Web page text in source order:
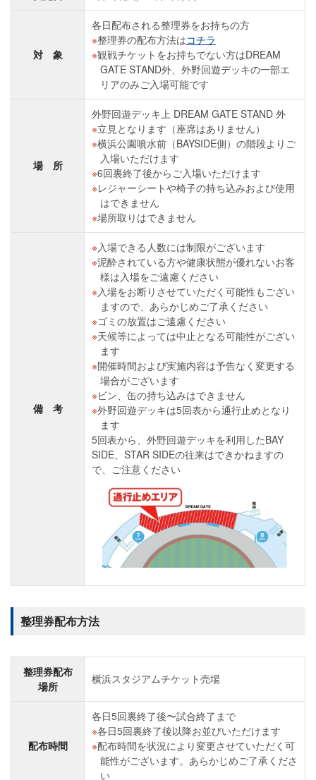
対 象
各日配布される整理券をお持ちの方
整理券の配布方法はコチラ
観戦チケットをお持ちでない方はDREAM
GATE STAND外、外野回遊デッキの一部エ
リアのみご入場可能です
場 所
外野回遊デッキ上 DREAM GATE STAND 外
立見となります（座席はありません）
横浜公園噴水前（BAYSIDE側）の階段よりご
入場いただけます
6回裏終了後からご入場いただけます
レジャーシートや椅子の持ち込みおよび使用
はできません
場所取りはできません
備 考
入場できる人数には制限がございます
泥酔されている方や健康状態が優れないお客
様は入場をご遠慮ください
入場をお断りさせていただく可能性もござい
ますので、あらかじめご了承ください
ゴミの放置はご遠慮ください
天候等によっては中止となる可能性がござい
ます
開催時間および実施内容は予告なく変更する
場合がございます
ビン、缶の持ち込みはできません
外野回遊デッキは5回表から通行止めとなり
ます
5回表から、外野回遊デッキを利用したBAY
SIDE、STAR SIDEの往来はできかねますの
で、ご注意ください
整理券配布方法
整理券配布
場所
横浜スタジアムチケット売場
配布時間
各日5回裏終了後〜試合終了まで
各日5回裏終了後以降お並びいただけます
配布時間を状況により変更させていただく可
能性がございます。あらかじめご了承くださ
い